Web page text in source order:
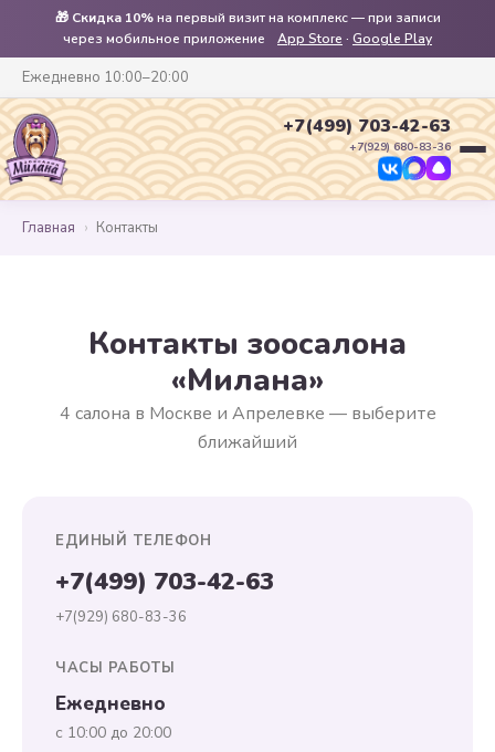
🎁 Скидка 10%на первый визит на комплекс — при записи
через мобильное приложение
App Store · Google Play
Ежедневно 10:00–20:00
+7(499) 703-42-63
+7(929) 680-83-36
Главная › Контакты
Контакты зоосалона
«Милана»
4 салона в Москве и Апрелевке — выберите
ближайший
ЕДИНЫЙ ТЕЛЕФОН
+7(499) 703-42-63
+7(929) 680-83-36
ЧАСЫ РАБОТЫ
Ежедневно
с 10:00 до 20:00